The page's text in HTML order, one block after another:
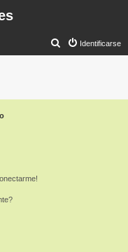
Identificarse